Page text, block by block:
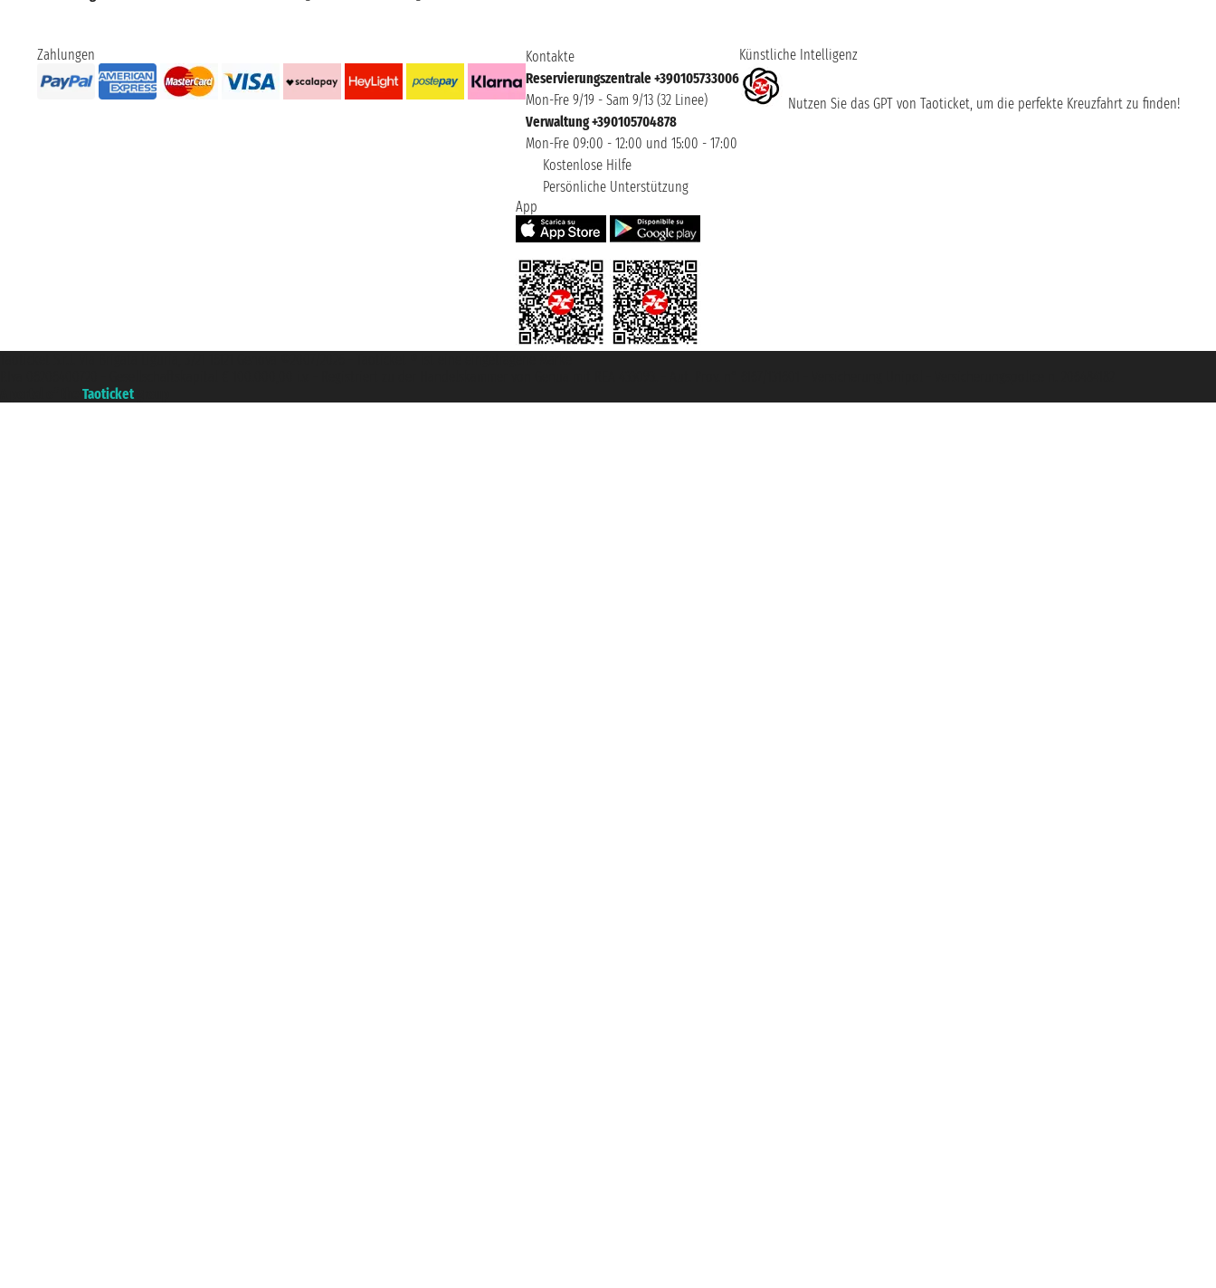
Zahlungen
Kontakte
Reservierungszentrale +390105733006
Mon-Fre 9/19 - Sam 9/13 (32 Linee)
Verwaltung +390105704878
Mon-Fre 09:00 - 12:00 und 15:00 - 17:00
Kostenlose Hilfe
Persönliche Unterstützung
Künstliche Intelligenz
Nutzen Sie das GPT von Taoticket, um die perfekte Kreuzfahrt zu finden!
App
Taoticket